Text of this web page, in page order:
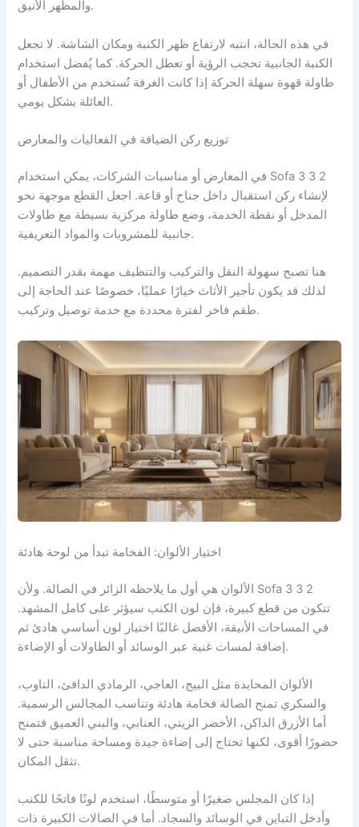
والمظهر الأنيق.
في هذه الحالة، انتبه لارتفاع ظهر الكنبة ومكان الشاشة. لا تجعل
الكنبة الجانبية تحجب الرؤية أو تعطل الحركة. كما يُفضل استخدام
طاولة قهوة سهلة الحركة إذا كانت الغرفة تُستخدم من الأطفال أو
العائلة بشكل يومي.
توزيع ركن الضيافة في الفعاليات والمعارض
في المعارض أو مناسبات الشركات، يمكن استخدام Sofa 3 3 2
لإنشاء ركن استقبال داخل جناح أو قاعة. اجعل القطع موجهة نحو
المدخل أو نقطة الخدمة، وضع طاولة مركزية بسيطة مع طاولات
جانبية للمشروبات والمواد التعريفية.
هنا تصبح سهولة النقل والتركيب والتنظيف مهمة بقدر التصميم.
لذلك قد يكون تأجير الأثاث خيارًا عمليًا، خصوصًا عند الحاجة إلى
طقم فاخر لفترة محددة مع خدمة توصيل وتركيب.
اختيار الألوان: الفخامة تبدأ من لوحة هادئة
الألوان هي أول ما يلاحظه الزائر في الصالة. ولأن Sofa 3 3 2
تتكون من قطع كبيرة، فإن لون الكنب سيؤثر على كامل المشهد.
في المساحات الأنيقة، الأفضل غالبًا اختيار لون أساسي هادئ ثم
إضافة لمسات غنية عبر الوسائد أو الطاولات أو الإضاءة.
الألوان المحايدة مثل البيج، العاجي، الرمادي الدافئ، التاوب،
والسكري تمنح الصالة فخامة هادئة وتناسب المجالس الرسمية.
أما الأزرق الداكن، الأخضر الزيتي، العنابي، والبني العميق فتمنح
حضورًا أقوى، لكنها تحتاج إلى إضاءة جيدة ومساحة مناسبة حتى لا
تثقل المكان.
إذا كان المجلس صغيرًا أو متوسطًا، استخدم لونًا فاتحًا للكنب
وأدخل التباين في الوسائد والسجاد. أما في الصالات الكبيرة ذات